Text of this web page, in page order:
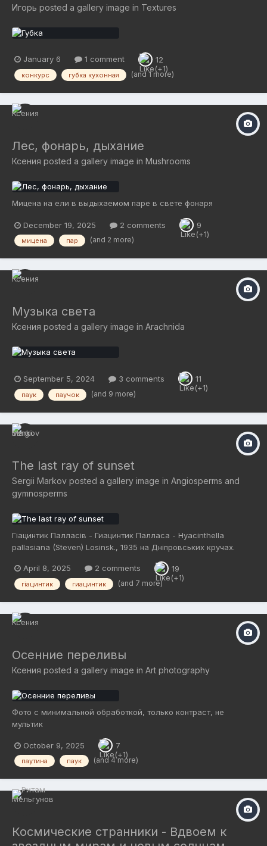
Игорь posted a gallery image in Textures
January 6 1 comment 12
конкурс губка кухонная (and 1 more)
Лес, фонарь, дыхание
Ксения posted a gallery image in Mushrooms
Мицена на ели в выдыхаемом паре в свете фонаря
December 19, 2025 2 comments 9
мицена пар (and 2 more)
Музыка света
Ксения posted a gallery image in Arachnida
September 5, 2024 3 comments 11
паук паучок (and 9 more)
The last ray of sunset
Sergii Markov posted a gallery image in Angiosperms and
gymnosperms
Гіацинтик Палласів - Гиацинтик Палласа - Hyacinthella
pallasiana (Steven) Losinsk., 1935 на Дніпровських кручах.
April 8, 2025
2 comments 19
гіацинтик гиацинтик (and 7 more)
Осенние переливы
Ксения posted a gallery image in Art photography
Фото с минимальной обработкой, только контраст, не
мультик
October 9, 2025 7
паутина паук (and 4 more)
Космические странники - Вдвоем к